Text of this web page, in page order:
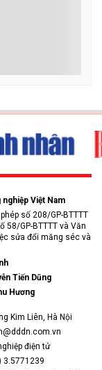
Việt Nam
số 208/GP-BTTTT
58/GP-BTTTT và Văn
sửa đổi măng séc và
Tiến Dũng
Hương
Kim Liên, Hà Nội
điện tử
3.5771239